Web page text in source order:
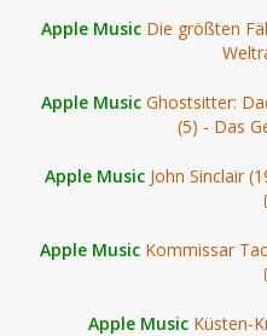
Apple Music Die größten
Apple Music Ghostsitter:
(5) - Das
Apple Music John Sinclair
Apple Music Kommissar
Apple Music Küsten-